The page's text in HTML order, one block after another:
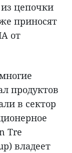
цепочки
приносят
от
продуктов
в сектор
Tre
владеет